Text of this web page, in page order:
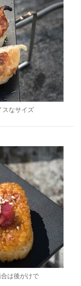
スなサイズ
は後がけで